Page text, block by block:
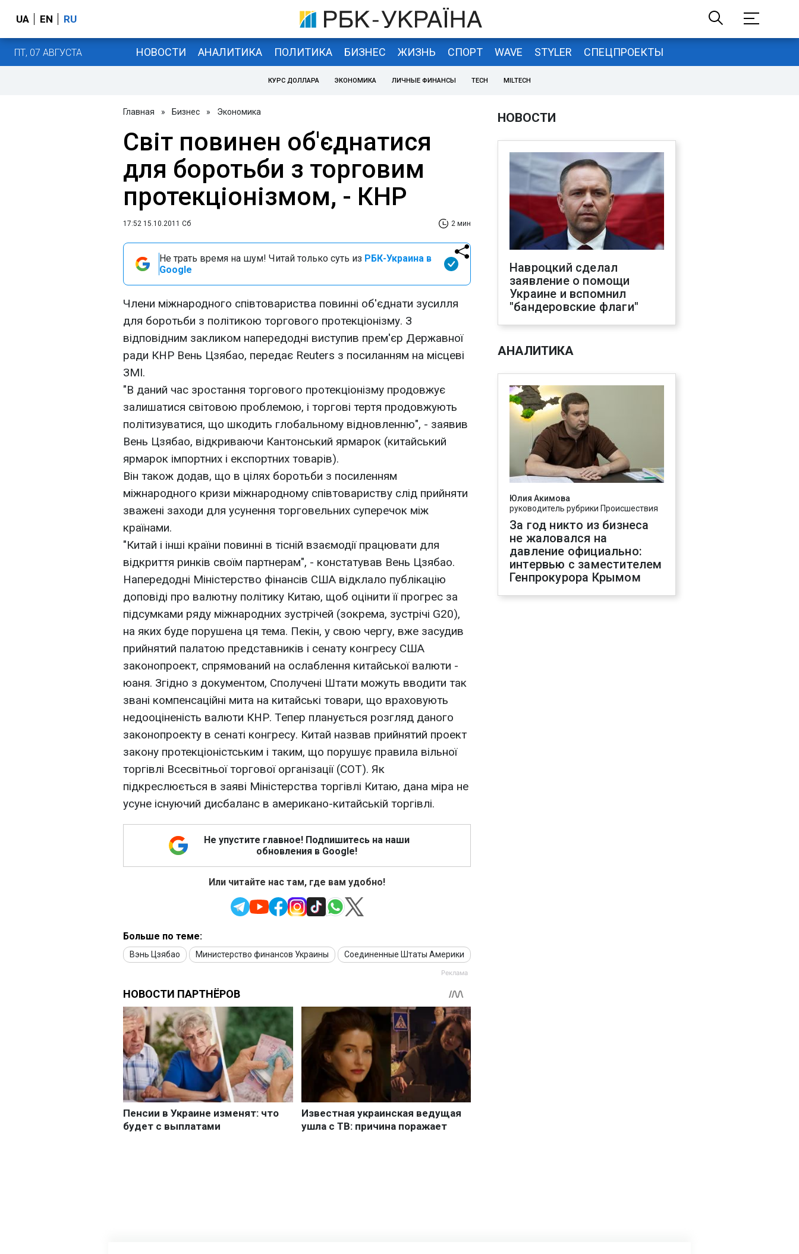
UA EN RU
ПТ, 07 АВГУСТА НОВОСТИ АНАЛИТИКА ПОЛИТИКА БИЗНЕС ЖИЗНЬ СПОРТ WAVE STYLER СПЕЦПРОЕКТЫ
КУРС ДОЛЛАРА ЭКОНОМИКА ЛИЧНЫЕ ФИНАНСЫ TECH MILTECH
Главная » Бизнес » Экономика
Світ повинен об'єднатися
для боротьби з торговим
протекціонізмом, - КНР
17:52 15.10.2011 Сб 2 мин
Не трать время на шум! Читай только суть из РБК-Украина в
Google
Члени міжнародного співтовариства повинні об'єднати зусилля
для боротьби з політикою торгового протекціонізму. З
відповідним закликом напередодні виступив прем'єр Державної
ради КНР Вень Цзябао, передає Reuters з посиланням на місцеві
ЗМІ.
"В даний час зростання торгового протекціонізму продовжує
залишатися світовою проблемою, і торгові тертя продовжують
політизуватися, що шкодить глобальному відновленню", - заявив
Вень Цзябао, відкриваючи Кантонський ярмарок (китайський
ярмарок імпортних і експортних товарів).
Він також додав, що в цілях боротьби з посиленням
міжнародного кризи міжнародному співтовариству слід прийняти
зважені заходи для усунення торговельних суперечок між
країнами.
"Китай і інші країни повинні в тісній взаємодії працювати для
відкриття ринків своїм партнерам", - констатував Вень Цзябао.
Напередодні Міністерство фінансів США відклало публікацію
доповіді про валютну політику Китаю, щоб оцінити її прогрес за
підсумками ряду міжнародних зустрічей (зокрема, зустрічі G20),
на яких буде порушена ця тема. Пекін, у свою чергу, вже засудив
прийнятий палатою представників і сенату конгресу США
законопроект, спрямований на ослаблення китайської валюти -
юаня. Згідно з документом, Сполучені Штати можуть вводити так
звані компенсаційні мита на китайські товари, що враховують
недооціненість валюти КНР. Тепер планується розгляд даного
законопроекту в сенаті конгресу. Китай назвав прийнятий проект
закону протекціоністським і таким, що порушує правила вільної
торгівлі Всесвітньої торгової організації (СОТ). Як
підкреслюється в заяві Міністерства торгівлі Китаю, дана міра не
усуне існуючий дисбаланс в американо-китайській торгівлі.
Не упустите главное! Подпишитесь на наши
обновления в Google!
Или читайте нас там, где вам удобно!
Больше по теме:
Вэнь Цзябао Министерство финансов Украины Соединенные Штаты Америки
НОВОСТИ
Навроцкий сделал
заявление о помощи
Украине и вспомнил
"бандеровские флаги"
АНАЛИТИКА
Юлия Акимова
руководитель рубрики Происшествия
За год никто из бизнеса
не жаловался на
давление официально:
интервью с заместителем
Генпрокурора Крымом